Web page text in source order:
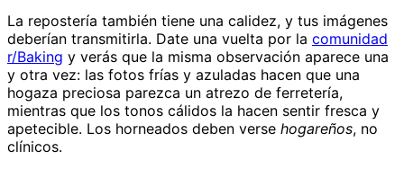
La repostería también tiene una calidez, y tus imágenes
deberían transmitirla. Date una vuelta por la comunidad
r/Baking y verás que la misma observación aparece una
y otra vez: las fotos frías y azuladas hacen que una
hogaza preciosa parezca un atrezo de ferretería,
mientras que los tonos cálidos la hacen sentir fresca y
apetecible. Los horneados deben verse hogareños, no
clínicos.